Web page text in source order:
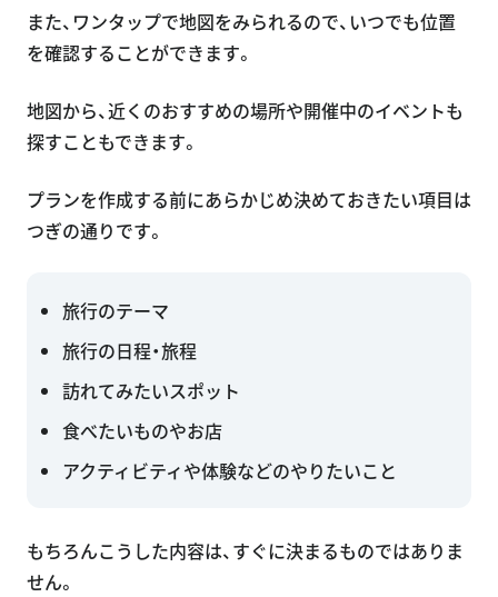
また、ワンタップで地図をみられるので、いつでも位置
を確認することができます。
地図から、近くのおすすめの場所や開催中のイベントも
探すこともできます。
プランを作成する前にあらかじめ決めておきたい項目は
つぎの通りです。
旅行のテーマ
旅行の日程・旅程
訪れてみたいスポット
食べたいものやお店
アクティビティや体験などのやりたいこと
もちろんこうした内容は、すぐに決まるものではありま
せん。